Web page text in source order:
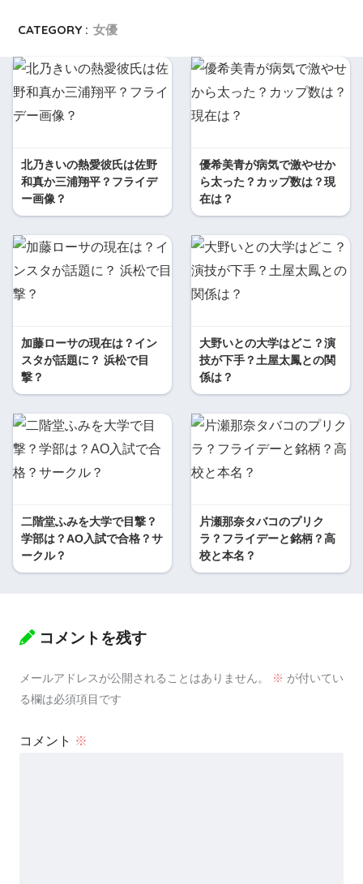
CATEGORY : 女優
北乃きいの熱愛彼氏は佐野
和真か三浦翔平？フライデ
ー画像？
優希美青が病気で激やせか
ら太った？カップ数は？現
在は？
加藤ローサの現在は？イン
スタが話題に？ 浜松で目
撃？
大野いとの大学はどこ？演
技が下手？土屋太鳳との関
係は？
二階堂ふみを大学で目撃？
学部は？AO入試で合格？サ
ークル？
片瀬那奈タバコのプリク
ラ？フライデーと銘柄？高
校と本名？
コメントを残す
メールアドレスが公開されることはありません。 ※ が付いてい
る欄は必須項目です
コメント ※